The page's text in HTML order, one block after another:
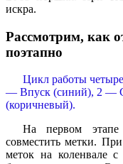
искра.
Рассмотрим, как
поэтапно
Цикл работы
— Впуск (синий), 2 —
(коричневый).
На первом
совместить метки.
меток на коленвале